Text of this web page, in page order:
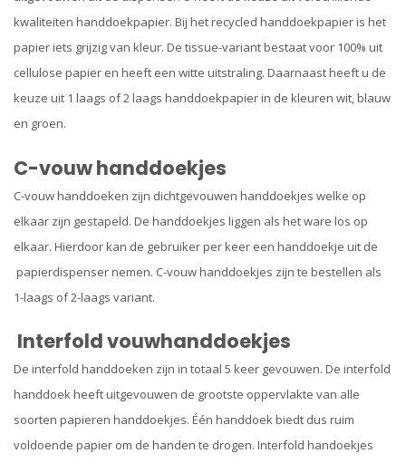
kwaliteiten handdoekpapier. Bij het recycled handdoekpapier is het
papier iets grijzig van kleur. De tissue-variant bestaat voor 100% uit
cellulose papier en heeft een witte uitstraling. Daarnaast heeft u de
keuze uit 1 laags of 2 laags handdoekpapier in de kleuren wit, blauw
en groen.
C-vouw handdoekjes
C-vouw handdoeken zijn dichtgevouwen handdoekjes welke op
elkaar zijn gestapeld. De handdoekjes liggen als het ware los op
elkaar. Hierdoor kan de gebruiker per keer een handdoekje uit de
papierdispenser nemen. C-vouw handdoekjes zijn te bestellen als
1-laags of 2-laags variant.
Interfold vouwhanddoekjes
De interfold handdoeken zijn in totaal 5 keer gevouwen. De interfold
handdoek heeft uitgevouwen de grootste oppervlakte van alle
soorten papieren handdoekjes. Één handdoek biedt dus ruim
voldoende papier om de handen te drogen. Interfold handoekjes